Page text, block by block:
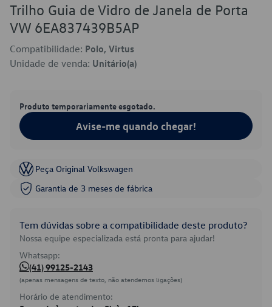
Trilho Guia de Vidro de Janela de Porta
VW 6EA837439B5AP
Compatibilidade: Polo, Virtus
Unidade de venda: Unitário(a)
Produto temporariamente esgotado.
Avise-me quando chegar!
Peça Original Volkswagen
Garantia de 3 meses de fábrica
Tem dúvidas sobre a compatibilidade deste produto?
Nossa equipe especializada está pronta para ajudar!
Whatsapp:
(41) 99125-2143
(apenas mensagens de texto, não atendemos ligações)
Horário de atendimento: